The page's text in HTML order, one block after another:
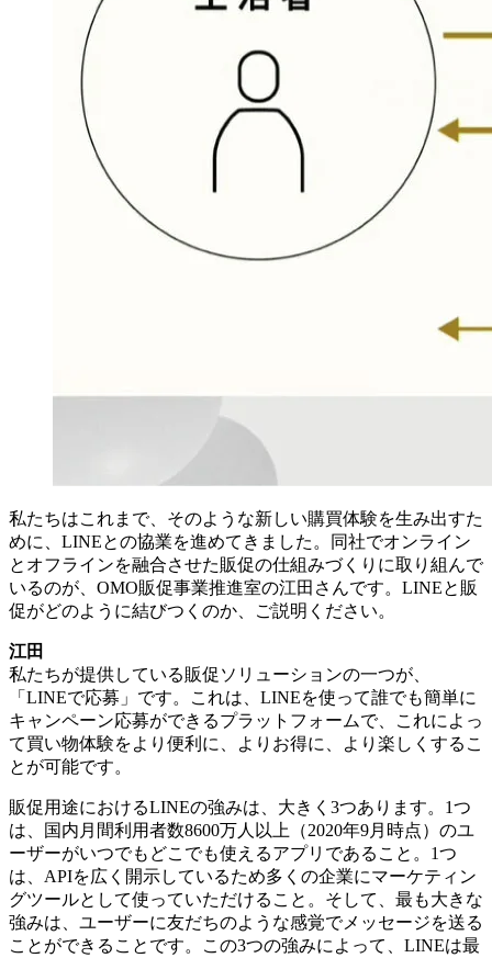
私たちはこれまで、そのような新しい購買体験を生み出すた
めに、LINEとの協業を進めてきました。同社でオンライン
とオフラインを融合させた販促の仕組みづくりに取り組んで
いるのが、OMO販促事業推進室の江田さんです。LINEと販
促がどのように結びつくのか、ご説明ください。
江田
私たちが提供している販促ソリューションの一つが、
「LINEで応募」です。これは、LINEを使って誰でも簡単に
キャンペーン応募ができるプラットフォームで、これによっ
て買い物体験をより便利に、よりお得に、より楽しくするこ
とが可能です。
販促用途におけるLINEの強みは、大きく3つあります。1つ
は、国内月間利用者数8600万人以上（2020年9月時点）のユ
ーザーがいつでもどこでも使えるアプリであること。1つ
は、APIを広く開示しているため多くの企業にマーケティン
グツールとして使っていただけること。そして、最も大きな
強みは、ユーザーに友だちのような感覚でメッセージを送る
ことができることです。この3つの強みによって、LINEは最